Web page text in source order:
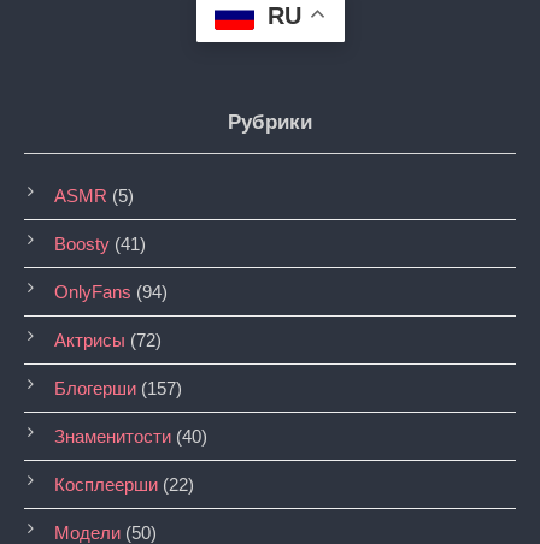
RU
Рубрики
ASMR (5)
Boosty (41)
OnlyFans (94)
Актрисы (72)
Блогерши (157)
Знаменитости (40)
Косплеерши (22)
Модели (50)